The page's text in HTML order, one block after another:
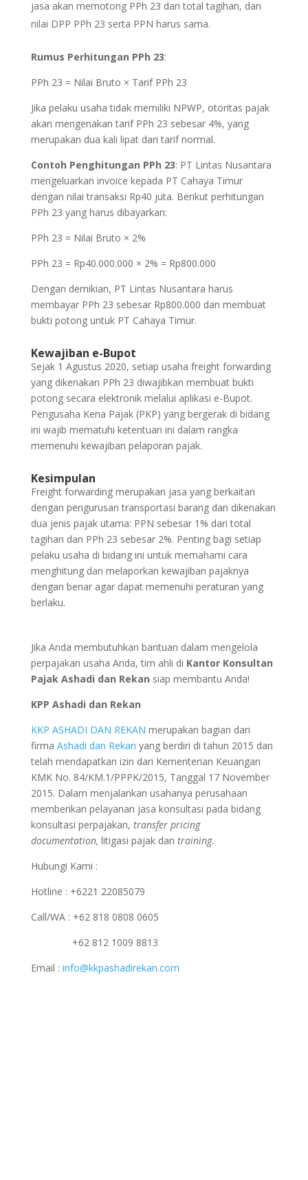
jasa akan memotong PPh 23 dari total tagihan, dan
nilai DPP PPh 23 serta PPN harus sama.
Rumus Perhitungan PPh 23:
PPh 23 = Nilai Bruto × Tarif PPh 23
Jika pelaku usaha tidak memiliki NPWP, otoritas pajak
akan mengenakan tarif PPh 23 sebesar 4%, yang
merupakan dua kali lipat dari tarif normal.
Contoh Penghitungan PPh 23: PT Lintas Nusantara
mengeluarkan invoice kepada PT Cahaya Timur
dengan nilai transaksi Rp40 juta. Berikut perhitungan
PPh 23 yang harus dibayarkan:
PPh 23 = Nilai Bruto × 2%
PPh 23 = Rp40.000.000 × 2% = Rp800.000
Dengan demikian, PT Lintas Nusantara harus
membayar PPh 23 sebesar Rp800.000 dan membuat
bukti potong untuk PT Cahaya Timur.
Kewajiban e-Bupot
Sejak 1 Agustus 2020, setiap usaha freight forwarding
yang dikenakan PPh 23 diwajibkan membuat bukti
potong secara elektronik melalui aplikasi e-Bupot.
Pengusaha Kena Pajak (PKP) yang bergerak di bidang
ini wajib mematuhi ketentuan ini dalam rangka
memenuhi kewajiban pelaporan pajak.
Kesimpulan
Freight forwarding merupakan jasa yang berkaitan
dengan pengurusan transportasi barang dan dikenakan
dua jenis pajak utama: PPN sebesar 1% dari total
tagihan dan PPh 23 sebesar 2%. Penting bagi setiap
pelaku usaha di bidang ini untuk memahami cara
menghitung dan melaporkan kewajiban pajaknya
dengan benar agar dapat memenuhi peraturan yang
berlaku.
Jika Anda membutuhkan bantuan dalam mengelola
perpajakan usaha Anda, tim ahli di Kantor Konsultan
Pajak Ashadi dan Rekan siap membantu Anda!
KPP Ashadi dan Rekan
KKP ASHADI DAN REKAN merupakan bagian dari
firma Ashadi dan Rekan yang berdiri di tahun 2015 dan
telah mendapatkan izin dari Kementerian Keuangan
KMK No. 84/KM.1/PPPK/2015, Tanggal 17 November
2015. Dalam menjalankan usahanya perusahaan
memberikan pelayanan jasa konsultasi pada bidang
konsultasi perpajakan, transfer pricing
documentation, litigasi pajak dan training.
Hubungi Kami :
Hotline : +6221 22085079
Call/WA : +62 818 0808 0605
+62 812 1009 8813
Email : info@kkpashadirekan.com